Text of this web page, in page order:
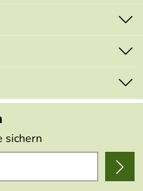
sichern